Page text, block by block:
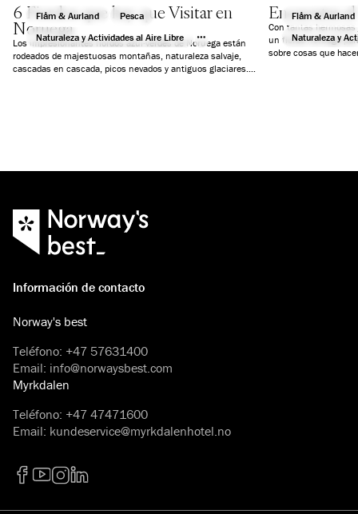
Flåm & Aurland
Pesca
Naturaleza y Actividades al Aire Libre
6 Fiordos que hay que Visitar en
Noruega
Los impresionantes fiordos azul-verdes de Noruega están
rodeados de majestuosas montañas, naturaleza salvaje,
cascadas en cascada, picos nevados y antiguos glaciares.
Flåm & Aurland
Naturaleza y
Encuentra
Con tantas
un fiordo noruego
sobre cosas que
Información de contacto
Norway's best
Teléfono: +47 57631400
Email: info@norwaysbest.com
Myrkdalen
Teléfono: +47 47471600
Email: kundeservice@myrkdalenhotel.no